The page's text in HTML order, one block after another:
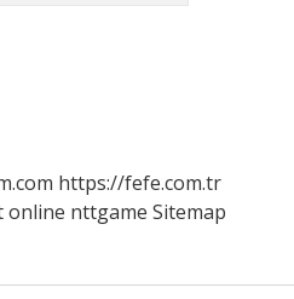
https://fefe.com.tr
online nttgame Sitemap